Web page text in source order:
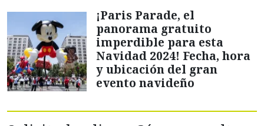
¡Paris Parade, el
panorama gratuito
imperdible para esta
Navidad 2024! Fecha, hora
y ubicación del gran
evento navideño